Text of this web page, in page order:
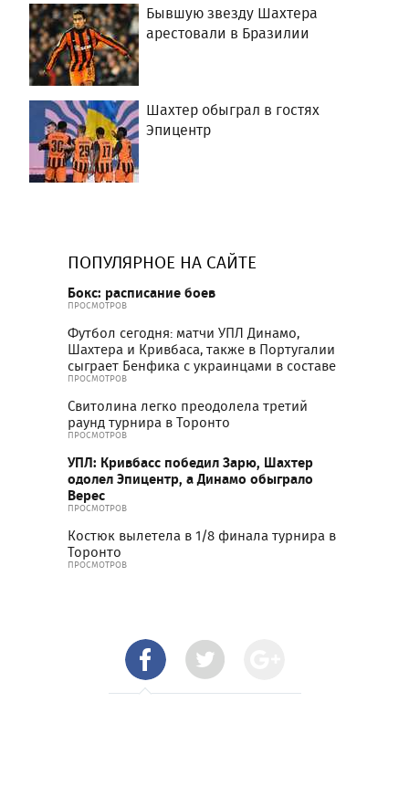
Бывшую звезду Шахтера
арестовали в Бразилии
Шахтер обыграл в гостях
Эпицентр
ПОПУЛЯРНОЕ НА САЙТЕ
Бокс: расписание боев
ПРОСМОТРОВ
Футбол сегодня: матчи УПЛ Динамо,
Шахтера и Кривбаса, также в Португалии
сыграет Бенфика с украинцами в составе
ПРОСМОТРОВ
Свитолина легко преодолела третий
раунд турнира в Торонто
ПРОСМОТРОВ
УПЛ: Кривбасс победил Зарю, Шахтер
одолел Эпицентр, а Динамо обыграло
Верес
ПРОСМОТРОВ
Костюк вылетела в 1/8 финала турнира в
Торонто
ПРОСМОТРОВ